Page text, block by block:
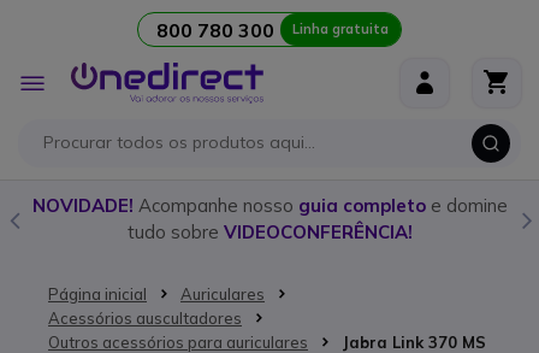
800 780 300 Linha gratuita
Alternar
Nav
NOVIDADE! Acompanhe nosso guia completoe domine
tudo sobre VIDEOCONFERÊNCIA!
Página inicial
Auriculares
Acessórios auscultadores
Outros acessórios para auriculares
Jabra Link 370 MS